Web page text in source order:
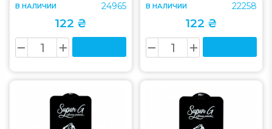
В НАЛИЧИИ 24965
122 ₴
В НАЛИЧИИ 22258
122 ₴